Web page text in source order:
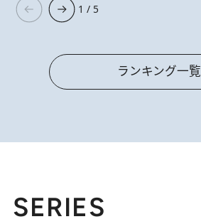
1 / 5
ランキング一覧
SERIES